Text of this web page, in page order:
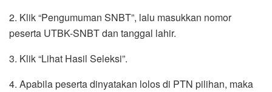
2. Klik “Pengumuman SNBT”, lalu masukkan nomor
peserta UTBK-SNBT dan tanggal lahir.
3. Klik “Lihat Hasil Seleksi”.
4. Apabila peserta dinyatakan lolos di PTN pilihan, maka